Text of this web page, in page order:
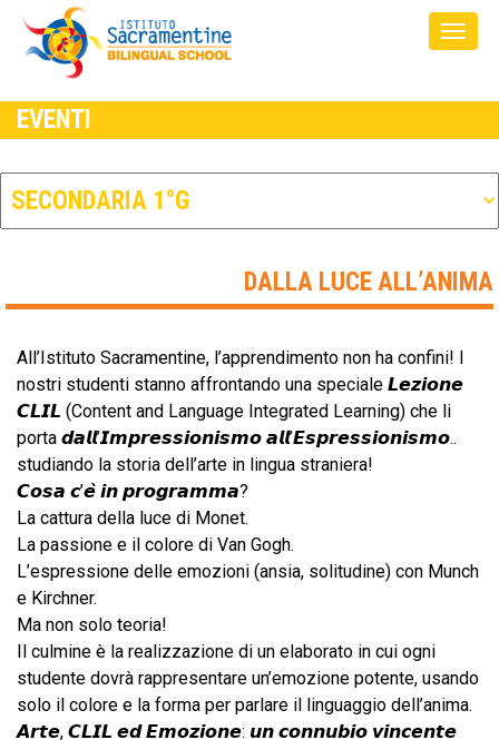
EVENTI
DALLA LUCE ALL’ANIMA
​All’Istituto Sacramentine, l’apprendimento non ha confini! I
nostri studenti stanno affrontando una speciale 𝙇𝙚𝙯𝙞𝙤𝙣𝙚
𝘾𝙇𝙄𝙇 (Content and Language Integrated Learning) che li
porta 𝙙𝙖𝙡𝙡’𝙄𝙢𝙥𝙧𝙚𝙨𝙨𝙞𝙤𝙣𝙞𝙨𝙢𝙤 𝙖𝙡𝙡’𝙀𝙨𝙥𝙧𝙚𝙨𝙨𝙞𝙤𝙣𝙞𝙨𝙢𝙤..
studiando la storia dell’arte in lingua straniera!
​𝘾𝙤𝙨𝙖 𝙘’𝙚̀ 𝙞𝙣 𝙥𝙧𝙤𝙜𝙧𝙖𝙢𝙢𝙖?
​La cattura della luce di Monet.
​La passione e il colore di Van Gogh.
​L’espressione delle emozioni (ansia, solitudine) con Munch
e Kirchner.
​Ma non solo teoria!
Il culmine è la realizzazione di un elaborato in cui ogni
studente dovrà rappresentare un’emozione potente, usando
solo il colore e la forma per parlare il linguaggio dell’anima.
​𝘼𝙧𝙩𝙚, 𝘾𝙇𝙄𝙇 𝙚𝙙 𝙀𝙢𝙤𝙯𝙞𝙤𝙣𝙚: 𝙪𝙣 𝙘𝙤𝙣𝙣𝙪𝙗𝙞𝙤 𝙫𝙞𝙣𝙘𝙚𝙣𝙩𝙚